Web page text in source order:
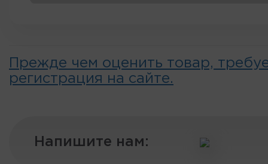
Прежде чем оценить товар,
регистрация на сайте.
Напишите нам: